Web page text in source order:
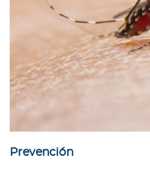
Para Clientes
Para Agentes
Prevención